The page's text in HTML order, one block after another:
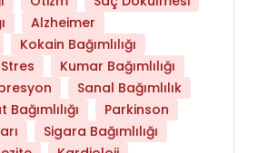
Tüketmek Yaşlanmayı
Alzheimer
Kokain Bağımlılığı
Stres
Kumar Bağımlılığı
Sanal Bağımlılık
Bağımlılığı
Parkinson
Sigara Bağımlılığı